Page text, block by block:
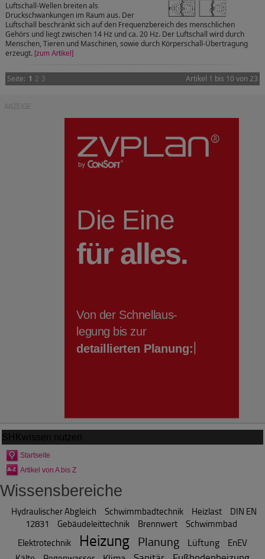
Artikel 1 bis 10 von 23
Seite: 1 2 3
Luftschall-Wellen breiten als
Druckschwankungen im Raum aus. Der
Luftschall beschränkt sich auf den Frequenzbereich des menschlichen
Gehörs und liegt zwischen 14 Hz und ca. 20 Hz. Der Luftschall wird durch
Menschen, Tieren und Maschinen, sowie durch Körperschall-Übertragung
erzeugt. [zum Artikel]
SHKwissen nutzen
Startseite
Artikel von A bis Z
Wissensbereiche
Hydraulischer Abgleich Schwimmbadtechnik Heizlast
DIN EN
12831
Gebäudeleittechnik Brennwert
Schwimmbad
Elektrotechnik
Heizung Planung Lüftung
EnEV